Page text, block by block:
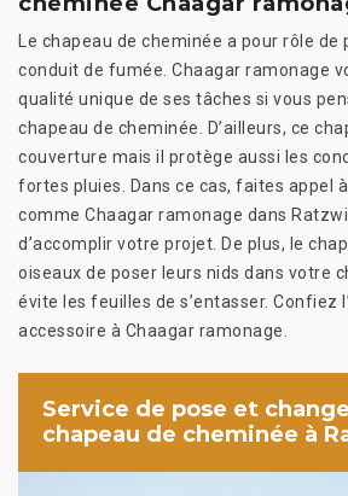
Le chapeau de cheminée a pour rôle
conduit de fumée. Chaagar ramonage
qualité unique de ses tâches si vous
chapeau de cheminée. D’ailleurs, ce
couverture mais il protège aussi les
fortes pluies. Dans ce cas, faites appel
comme Chaagar ramonage dans
d’accomplir votre projet. De plus, le
oiseaux de poser leurs nids dans votre
évite les feuilles de s’entasser. Confiez
accessoire à Chaagar ramonage.
Service de pose et
chapeau de cheminée à